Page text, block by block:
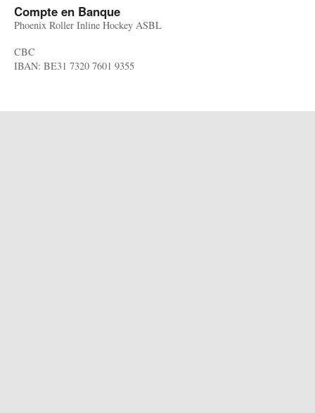
Compte en Banque
Phoenix Roller Inline Hockey ASBL
CBC
IBAN: BE31 7320 7601 9355